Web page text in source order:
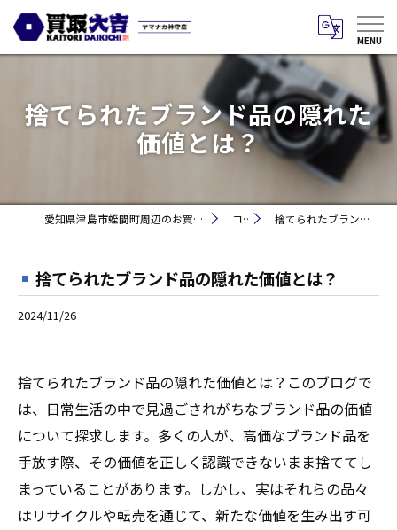
捨てられたブランド品の隠れた
価値とは？
愛知県津島市蛭間町周辺のお買取りなら買取大吉 ヤマナカ神守店 コラム 捨てられたブランド品の隠れた価値とは？
捨てられたブランド品の隠れた価値とは？
2024/11/26
捨てられたブランド品の隠れた価値とは？このブログで
は、日常生活の中で見過ごされがちなブランド品の価値
について探求します。多くの人が、高価なブランド品を
手放す際、その価値を正しく認識できないまま捨ててし
まっていることがあります。しかし、実はそれらの品々
はリサイクルや転売を通じて、新たな価値を生み出す可